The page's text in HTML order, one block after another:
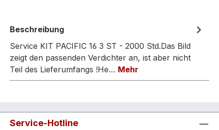
Beschreibung
Service KIT PACIFIC 16 3 ST - 2000 Std.Das Bild
zeigt den passenden Verdichter an, ist aber nicht
Teil des Lieferumfangs !He… Mehr
Service-Hotline